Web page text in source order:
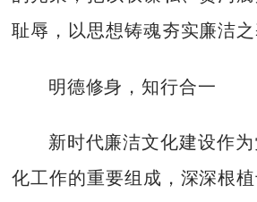
耻辱，以思想铸魂夯实廉洁之
明德修身，知行合一
新时代廉洁文化建设作
化工作的重要组成，深深根